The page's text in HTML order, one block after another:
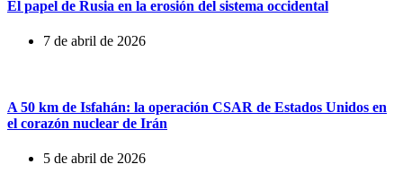
El papel de Rusia en la erosión del sistema occidental
7 de abril de 2026
A 50 km de Isfahán: la operación CSAR de Estados Unidos en
el corazón nuclear de Irán
5 de abril de 2026